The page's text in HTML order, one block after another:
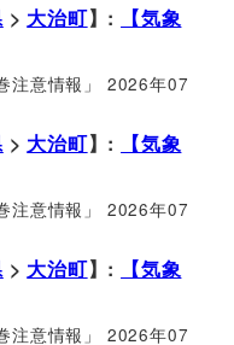
> 大治町】:
【気象
注意情報」 2026年07
> 大治町】:
【気象
注意情報」 2026年07
> 大治町】:
【気象
注意情報」 2026年07